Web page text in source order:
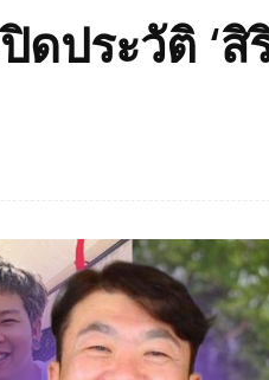
ดประวัติ ‘